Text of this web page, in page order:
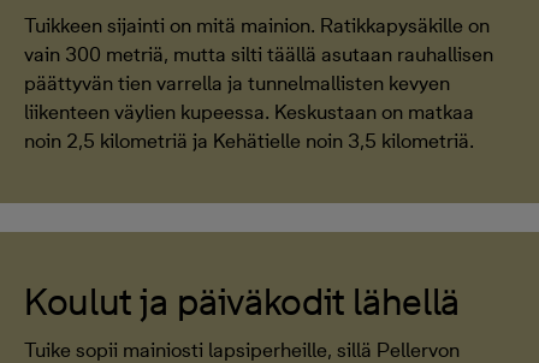
Tuikkeen sijainti on mitä mainion. Ratikkapysäkille on
vain 300 metriä, mutta silti täällä asutaan rauhallisen
päättyvän tien varrella ja tunnelmallisten kevyen
liikenteen väylien kupeessa. Keskustaan on matkaa
noin 2,5 kilometriä ja Kehätielle noin 3,5 kilometriä.
Koulut ja päiväkodit lähellä
Tuike sopii mainiosti lapsiperheille, sillä Pellervon